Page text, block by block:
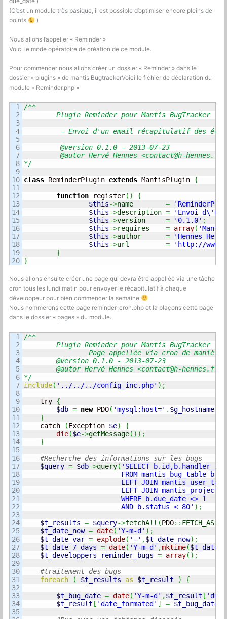
(C’est un module très basique, il est possible d’optimiser encore pleins de
points
)
Nous allons l’appeller « Reminder »
Voici le mode opératoire de création de ce module.
Pour commencer nous allons créer un dossier « Reminder » dans le
dossier « plugins » de mantis BugtrackerVoici le fichier de déclaration du
module « Reminder.php »
1
2
3
4
5
6
7
8
9
10
11
12
13
14
15
16
17
18
19
/**
	Plugin Reminder pour Mantis BugTracker :
	 @autor Hervé Hennes <
contact@h-
*/
class ReminderPlugin extends MantisPlugin {
function register( )
{
$this->name =
$this->description =
'Envoi d\'un
$this->version = '0.1.0' ;
$this->requires = array(
$this->author =
'Hennes
$this->url =
'http://
}
}
Nous allons ensuite créer une page qui devra être appellée via une tâche
cron tous les lundi matin pour envoyer le récapitulatif à chaque
développeur pour bien commencer la semaine
Nous nommerons cette page reminder-cron.php et la plaçons cette page
dans le dossier « pages » du module.
1
2
3
4
5
6
7
8
9
10
11
12
13
14
15
16
17
18
19
20
21
22
23
24
25
26
27
28
29
30
31
32
33
34
35
/**
	Plugin Reminder pour Mantis BugTracker :
		Page appellée via cron de manière hebdomadaire pour envoyer un récapitulatif des bugs en attente de traitement
	@version 0.1.0 - 2013-07-23
	@autor Hervé Hennes <
contact@h-hennes.fr
*/
include( '../../../config_inc.php' ) ;
try {
$db = new PDO( 'mysql:host=' . $g_hostname
}
catch
(Exception $e)
{
die($e->getMessage( ) ) ;
}
$query = $db->query( 'SELECT
FROM mantis_bug_table b
LEFT JOIN mantis_user_table u
LEFT JOIN mantis_project_table t
WHERE b.due_date <> 1
AND b.status < 80' ) ;
$t_results = $query->fetchAll (PDO:: FETCH_ASSOC
$t_date_now = date( 'Y-m-d' ) ;
$t_date_var = explode( '-' ,$t_date_now) ;
$t_date_7_days = date( 'Y-m-d' ,mktime(
$t_developpers_reminder_bugs = array( ) ;
foreach
( $t_results as $t_result )
{
$t_bug_date = date( 'Y-m-d' ,$t_result [
$t_result [ 'date_formated' ] = $t_bug_date